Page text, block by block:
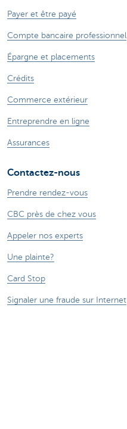
Payer et être payé
Compte bancaire professionnel
Épargne et placements
Crédits
Commerce extérieur
Entreprendre en ligne
Assurances
Contactez-nous
Prendre rendez-vous
CBC près de chez vous
Appeler nos experts
Une plainte?
Card Stop
Signaler une fraude sur Internet